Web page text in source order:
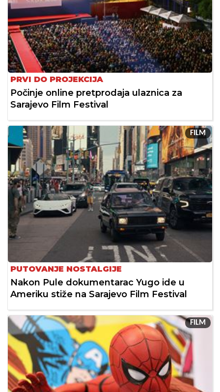
PRVI DO PROJEKCIJA
Počinje online pretprodaja ulaznica za
Sarajevo Film Festival
FILM
PUTOVANJE NOSTALGIJE
Nakon Pule dokumentarac Yugo ide u
Ameriku stiže na Sarajevo Film Festival
FILM